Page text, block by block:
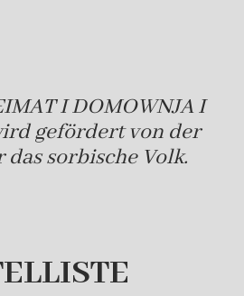
I DOMOWNJA I
gefördert von der
sorbische Volk.